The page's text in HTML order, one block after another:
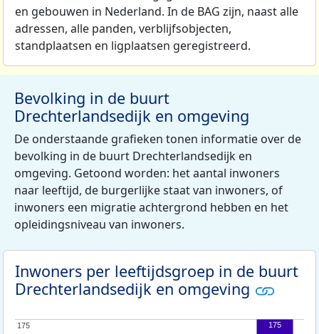
en gebouwen in Nederland. In de BAG zijn, naast alle
adressen, alle panden, verblijfsobjecten,
standplaatsen en ligplaatsen geregistreerd.
Bevolking in de buurt
Drechterlandsedijk en omgeving
De onderstaande grafieken tonen informatie over de
bevolking in de buurt Drechterlandsedijk en
omgeving. Getoond worden: het aantal inwoners
naar leeftijd, de burgerlijke staat van inwoners, of
inwoners een migratie achtergrond hebben en het
opleidingsniveau van inwoners.
Inwoners per leeftijdsgroep in de buurt
Drechterlandsedijk en omgeving
175
175 175